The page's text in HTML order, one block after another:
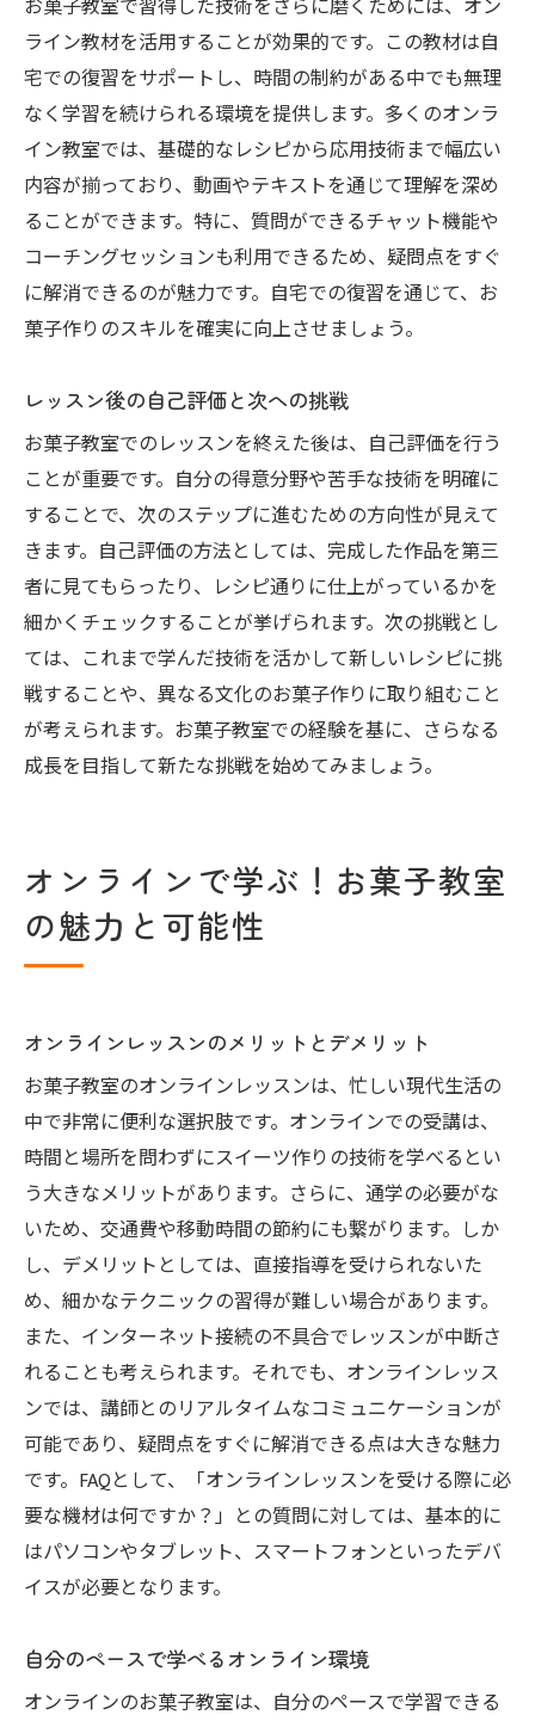
プロフェッショナルへの道を開く経験談
学びを活かしたオリジナル作品の制作
全課程修了で得られる証明書とその活用
お菓子教室で習得した技術をさらに磨くためには、オン
ライン教材を活用することが効果的です。この教材は自
宅での復習をサポートし、時間の制約がある中でも無理
なく学習を続けられる環境を提供します。多くのオンラ
イン教室では、基礎的なレシピから応用技術まで幅広い
内容が揃っており、動画やテキストを通じて理解を深め
ることができます。特に、質問ができるチャット機能や
コーチングセッションも利用できるため、疑問点をすぐ
に解消できるのが魅力です。自宅での復習を通じて、お
菓子作りのスキルを確実に向上させましょう。
レッスン後の自己評価と次への挑戦
お菓子教室でのレッスンを終えた後は、自己評価を行う
ことが重要です。自分の得意分野や苦手な技術を明確に
することで、次のステップに進むための方向性が見えて
きます。自己評価の方法としては、完成した作品を第三
者に見てもらったり、レシピ通りに仕上がっているかを
細かくチェックすることが挙げられます。次の挑戦とし
ては、これまで学んだ技術を活かして新しいレシピに挑
戦することや、異なる文化のお菓子作りに取り組むこと
が考えられます。お菓子教室での経験を基に、さらなる
成長を目指して新たな挑戦を始めてみましょう。
オンラインで学ぶ！お菓子教室
の魅力と可能性
オンラインレッスンのメリットとデメリット
お菓子教室のオンラインレッスンは、忙しい現代生活の
中で非常に便利な選択肢です。オンラインでの受講は、
時間と場所を問わずにスイーツ作りの技術を学べるとい
う大きなメリットがあります。さらに、通学の必要がな
いため、交通費や移動時間の節約にも繋がります。しか
し、デメリットとしては、直接指導を受けられないた
め、細かなテクニックの習得が難しい場合があります。
また、インターネット接続の不具合でレッスンが中断さ
れることも考えられます。それでも、オンラインレッス
ンでは、講師とのリアルタイムなコミュニケーションが
可能であり、疑問点をすぐに解消できる点は大きな魅力
です。FAQとして、「オンラインレッスンを受ける際に必
要な機材は何ですか？」との質問に対しては、基本的に
はパソコンやタブレット、スマートフォンといったデバ
イスが必要となります。
自分のペースで学べるオンライン環境
オンラインのお菓子教室は、自分のペースで学習できる